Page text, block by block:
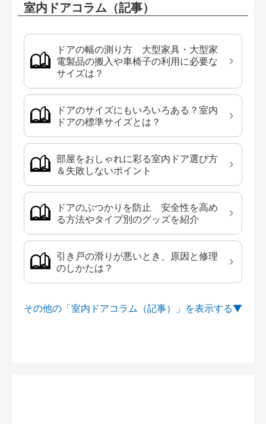
室内ドアコラム（記事）
ドアの幅の測り方 大型家具・大型家
電製品の搬入や車椅子の利用に必要な
サイズは？
ドアのサイズにもいろいろある？室内
ドアの標準サイズとは？
部屋をおしゃれに彩る室内ドア選び方
＆失敗しないポイント
ドアのぶつかりを防止 安全性を高め
る方法やタイプ別のグッズを紹介
引き戸の滑りが悪いとき、原因と修理
のしかたは？
その他の「室内ドアコラム（記事）」を